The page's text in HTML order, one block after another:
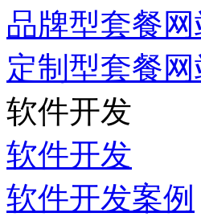
品牌型套餐
定制型套餐
软件开发
软件开发
软件开发案例